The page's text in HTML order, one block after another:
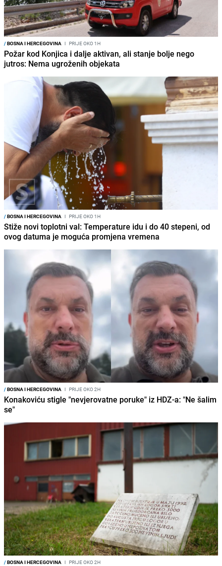
/BOSNA I HERCEGOVINA I PRIJE OKO 1H
Požar kod Konjica i dalje aktivan, ali stanje bolje nego
jutros: Nema ugroženih objekata
/BOSNA I HERCEGOVINA I PRIJE OKO 1H
Stiže novi toplotni val: Temperature idu i do 40 stepeni, od
ovog datuma je moguća promjena vremena
/BOSNA I HERCEGOVINA I PRIJE OKO 2H
Konakoviću stigle "nevjerovatne poruke" iz HDZ-a: "Ne šalim
se"
/BOSNA I HERCEGOVINA I PRIJE OKO 2H